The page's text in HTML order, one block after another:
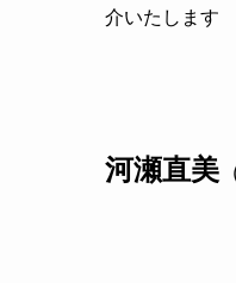
介いたします
河瀬直美